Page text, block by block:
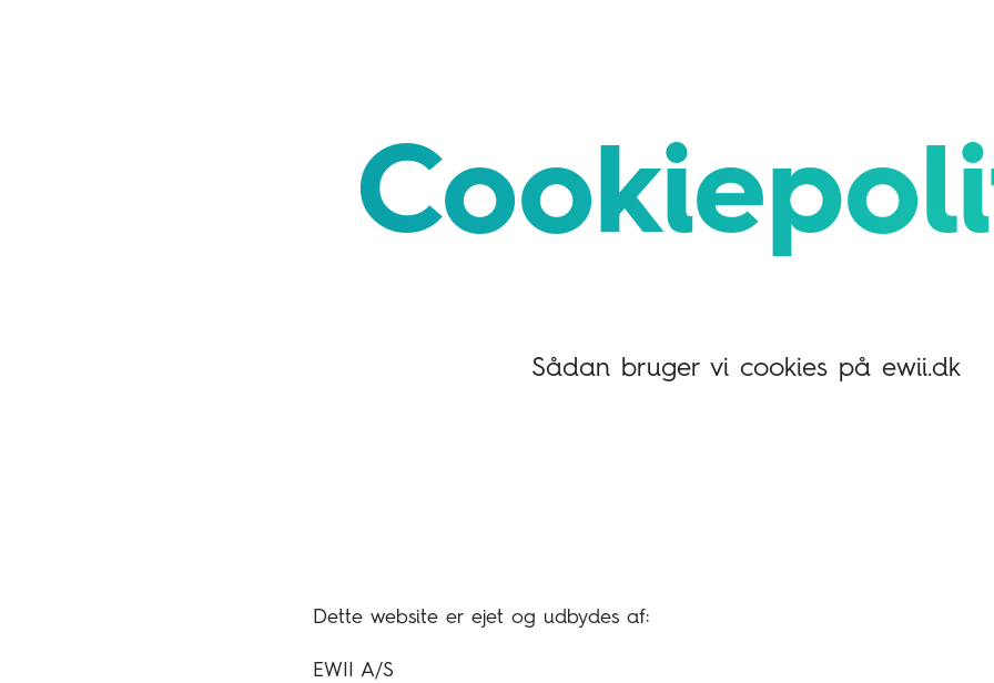
Sådan bruger vi cookies på ewii.dk
Dette website er ejet og udbydes af:
EWII A/S